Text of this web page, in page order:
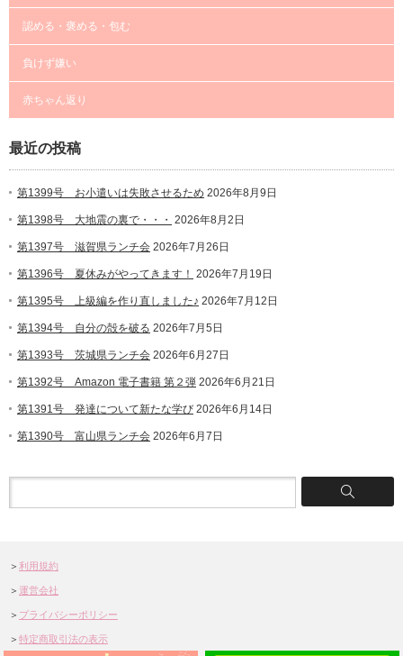
認める・褒める・包む
負けず嫌い
赤ちゃん返り
最近の投稿
第1399号 お小遣いは失敗させるため 2026年8月9日
第1398号 大地震の裏で・・・ 2026年8月2日
第1397号 滋賀県ランチ会 2026年7月26日
第1396号 夏休みがやってきます！ 2026年7月19日
第1395号 上級編を作り直しました♪ 2026年7月12日
第1394号 自分の殻を破る 2026年7月5日
第1393号 茨城県ランチ会 2026年6月27日
第1392号 Amazon 電子書籍 第２弾 2026年6月21日
第1391号 発達について新たな学び 2026年6月14日
第1390号 富山県ランチ会 2026年6月7日
＞ 利用規約
＞ 運営会社
＞ プライバシーポリシー
＞ 特定商取引法の表示